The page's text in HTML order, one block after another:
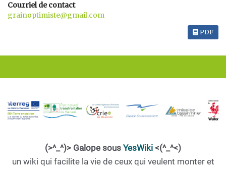
Courriel de contact
grainoptimiste@gmail.com
PDF